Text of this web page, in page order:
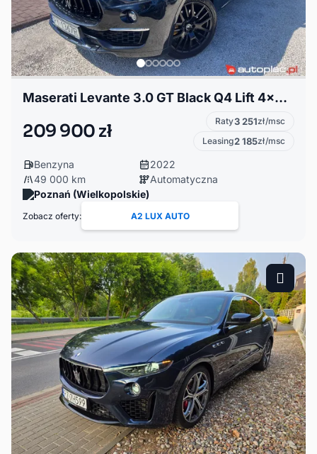
Maserati Levante 3.0 GT Black Q4 Lift 4x4 V6
209 900 zł Raty3 251zł/msc
Leasing2 185zł/msc
Benzyna
2022
49 000 km
Automatyczna
Poznań (Wielkopolskie)
Zobacz oferty: A2 LUX AUTO